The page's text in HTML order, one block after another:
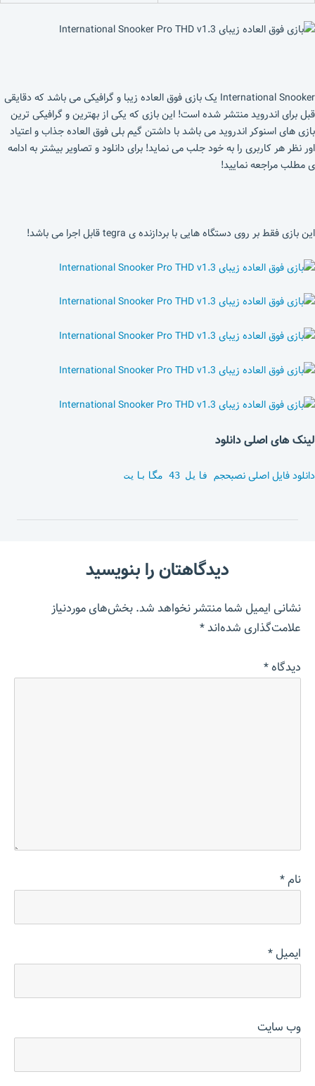
International Snooker یک بازی فوق العاده زیبا و گرافیکی می باشد که دقایقی
قبل برای اندروید منتشر شده است! این بازی که یکی از بهترین و گرافیکی ترین
بازی های اسنوکر اندروید می باشد با داشتن گیم بلی فوق العاده جذاب و اعتیاد
اور نظر هر کاربری را به خود جلب می نماید! برای دانلود و تصاویر بیشتر به ادامه
ی مطلب مراجعه نمایید!
این بازی فقط بر روی دستگاه هایی با بردازنده ی tegra قابل اجرا می باشد!
لینک های اصلی دانلود
دانلود فایل اصلی نصبحجم فایل 43 مگابایت
دیدگاهتان را بنویسید
نشانی ایمیل شما منتشر نخواهد شد.بخش‌های موردنیاز
علامت‌گذاری شده‌اند*
دیدگاه*
نام*
ایمیل*
وب‌ سایت